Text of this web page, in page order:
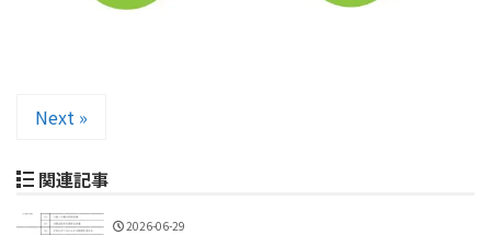
Next »
関連記事
2026-06-29